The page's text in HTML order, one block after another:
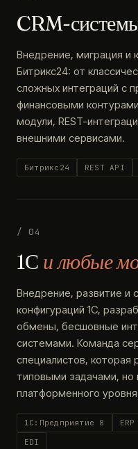
CRM-
Внедрение, миграция и
Битрикс24: от
сложных интеграций с
финансовыми
модули, REST-
внешними сервисами.
Битрикс24 REST API
/ 04
1С и любые
Внедрение, развитие и
конфигураций 1С,
обмены, бесшовные
системами. Команда
специалистов, которая
типовыми задачами, но
платформенного
1С:Предприятие 8 ERP
EDI